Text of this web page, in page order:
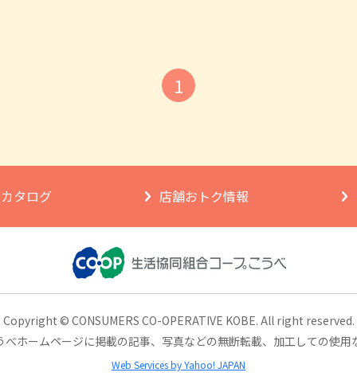
1
タログ 店舗おトク情報
Copyright © CONSUMERS CO-OPERATIVE KOBE. All right reserved.
ホームページに掲載の記事、 写真などの無断転載、加工しての使用
Web Services by Yahoo! JAPAN